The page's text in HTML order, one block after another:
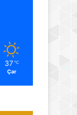
37 ℃
Çar